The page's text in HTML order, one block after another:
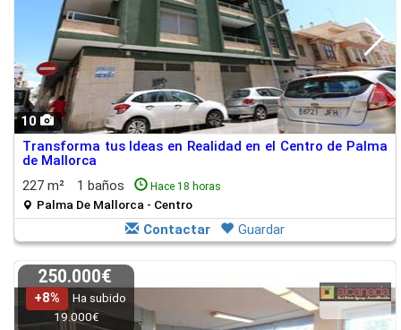
10
Transforma tus Ideas en Realidad en el Centro de Palma
de Mallorca
227 m²
1 baños Hace 18 horas
Palma De Mallorca - Centro
Contactar Guardar
250.000€
+8%
Ha subido
19.000€